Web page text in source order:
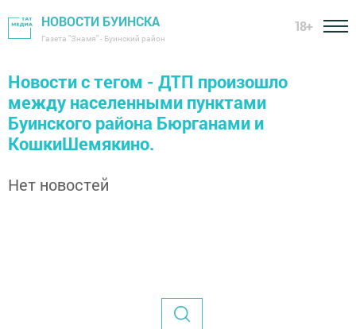
НОВОСТИ БУИНСКА
Газета "Знамя" - Буинский район
18+
Новости с тегом - ДТП произошло
между населенными пунктами
Буинского района Бюрганами и
КошкиШемякино.
Нет новостей